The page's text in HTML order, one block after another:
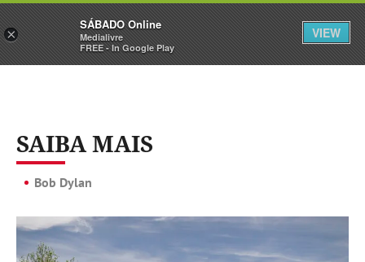
Sábado Assine Iniciar Sessão
SAIBA MAIS
Bob Dylan
×
SÁBADO Online
Medialivre
FREE - In Google Play
VIEW